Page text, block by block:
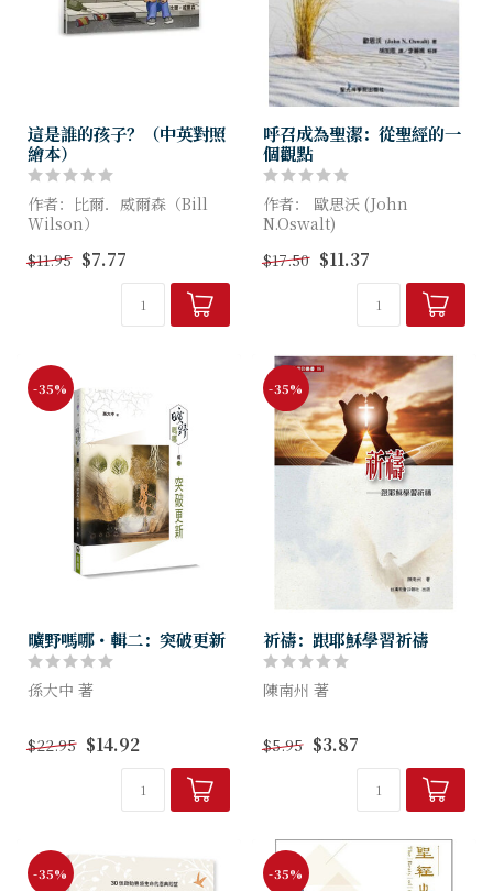
這是誰的孩子？（中英對照
繪本）
作者：比爾．威爾森（Bill
Wilson）
＊適讀年齡：小學中年級以
＊中、英文版各34頁：色彩鮮
的...
$11.95 $7.77
呼召成為聖潔：從聖經的一
個觀點
作者： 歐思沃 (John
N.Oswalt)
過一個討神喜悅，並且讓認真
的基督徒完成神對他們的呼
「要聖潔」的生活方式。我相
信你會享受閱讀這本書，也會
$17.50 $11.37
-35%
曠野嗎哪・輯二：突破更新
孫大中 著
作的栽培性節目，主持人孫大
中全年365天在空中與廣大聽
$22.95 $14.92
-35%
祈禱：跟耶穌學習祈禱
陳南州 著
耶穌學習祈禱。基督徒的生
活，無論是社群或個人，應該
都有祈禱的行為。然而，祈禱
似乎同時也是不少基督徒的困
$5.95 $3.87
-35% -35%